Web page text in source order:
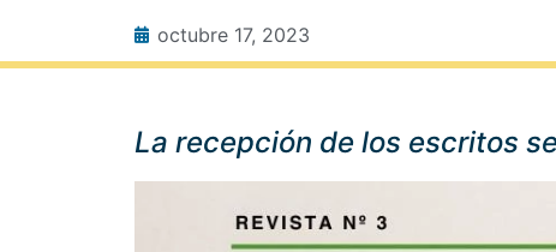
octubre 17, 2023
La recepción de los escritos